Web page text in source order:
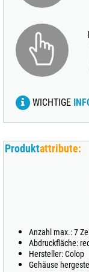
WICHTIGE
Produktattribute:
Anzahl max.: 7
Abdruckfläche:
Hersteller: Colop
Gehäuse